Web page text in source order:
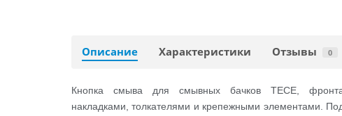
Описание Характеристики Отзывы 0
Кнопка смыва для смывных бачков TECE,
накладками, толкателями и крепежными элементами.